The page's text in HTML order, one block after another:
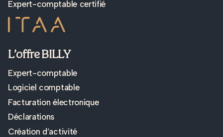
Expert-comptable certifié
L’offre BILLY
Expert-comptable
Logiciel comptable
Facturation électronique
Déclarations
Création d’activité